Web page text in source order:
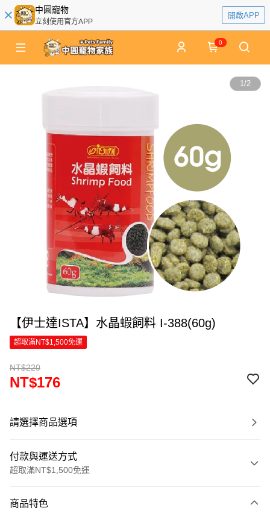
中圓寵物
立刻使用官方APP
開啟APP
0
1/2
【伊士達ISTA】水晶蝦飼料 I-388(60g)
超取滿NT$1,500免運
NT$220
NT$176
請選擇商品選項
付款與運送方式
超取滿NT$1,500免運
信用卡一次付款
商品特色